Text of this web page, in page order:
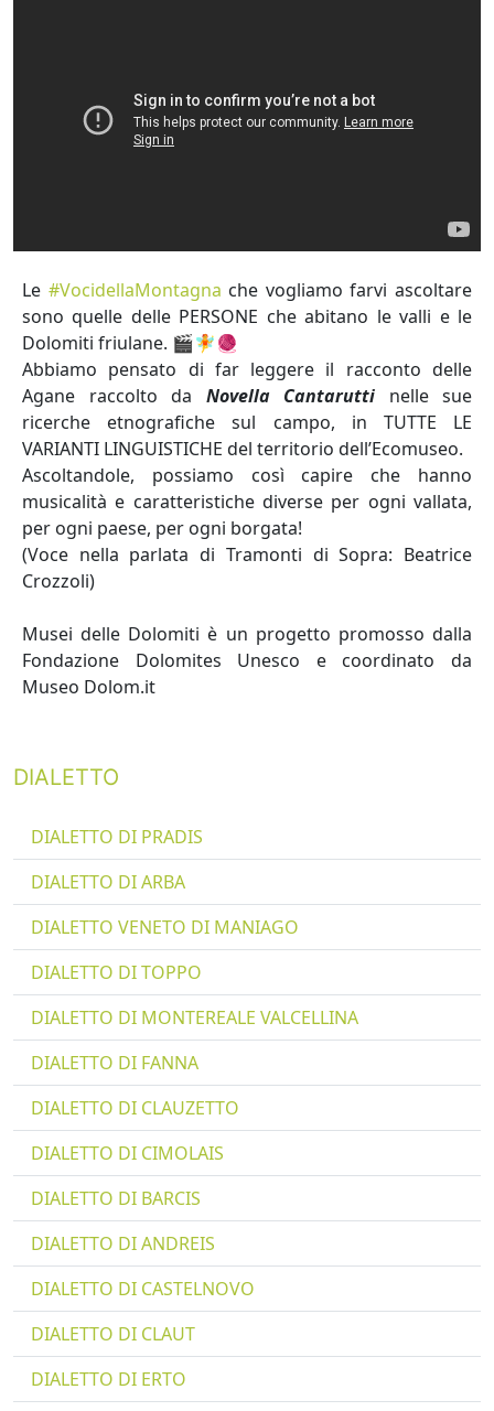
Le #VocidellaMontagna che vogliamo farvi ascoltare
sono quelle delle PERSONE che abitano le valli e le
Dolomiti friulane. 🎬🧚🧶
Abbiamo pensato di far leggere il racconto delle
Agane raccolto da Novella Cantarutti nelle sue
ricerche etnografiche sul campo, in TUTTE LE
VARIANTI LINGUISTICHE del territorio dell’Ecomuseo.
Ascoltandole, possiamo così capire che hanno
musicalità e caratteristiche diverse per ogni vallata,
per ogni paese, per ogni borgata!
(Voce nella parlata di Tramonti di Sopra: Beatrice
Crozzoli)
Musei delle Dolomiti è un progetto promosso dalla
Fondazione Dolomites Unesco e coordinato da
Museo Dolom.it
DIALETTO
DIALETTO DI PRADIS
DIALETTO DI ARBA
DIALETTO VENETO DI MANIAGO
DIALETTO DI TOPPO
DIALETTO DI MONTEREALE VALCELLINA
DIALETTO DI FANNA
DIALETTO DI CLAUZETTO
DIALETTO DI CIMOLAIS
DIALETTO DI BARCIS
DIALETTO DI ANDREIS
DIALETTO DI CASTELNOVO
DIALETTO DI CLAUT
DIALETTO DI ERTO